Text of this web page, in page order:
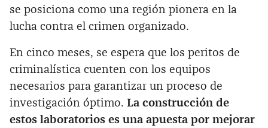
se posiciona como una región pionera en la
lucha contra el crimen organizado.
En cinco meses, se espera que los peritos de
criminalística cuenten con los equipos
necesarios para garantizar un proceso de
investigación óptimo. La construcción de
estos laboratorios es una apuesta por mejorar